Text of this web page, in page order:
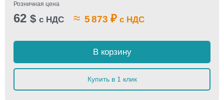
Розничная цена
62 $ с НДС ≈ 5 873 ₽ с НДС
В корзину
Купить в 1 клик